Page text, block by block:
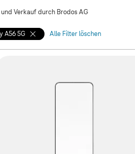
Verkauf durch Brodos AG
A56 5G Alle Filter löschen